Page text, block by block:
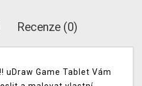
Recenze (0)
uDraw Game Tablet Vám